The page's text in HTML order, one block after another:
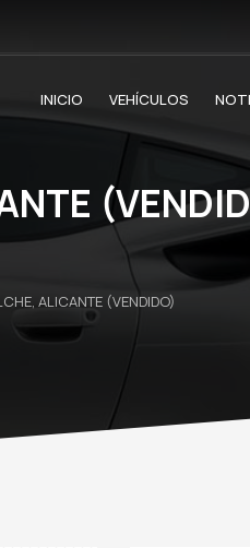
INICIO VEHÍCULOS
ALICANTE (VENDIDO)